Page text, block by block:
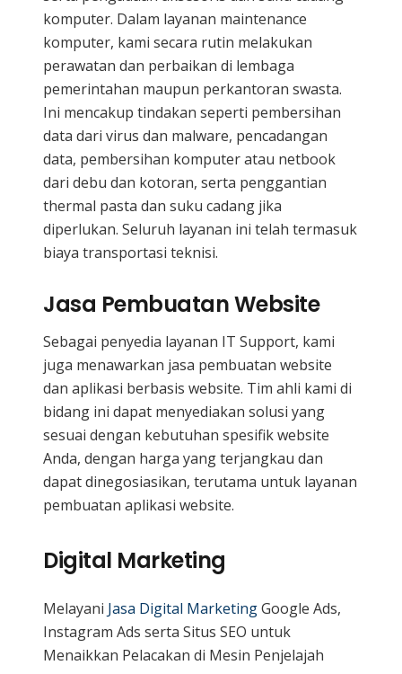
komputer. Dalam layanan maintenance
komputer, kami secara rutin melakukan
perawatan dan perbaikan di lembaga
pemerintahan maupun perkantoran swasta.
Ini mencakup tindakan seperti pembersihan
data dari virus dan malware, pencadangan
data, pembersihan komputer atau netbook
dari debu dan kotoran, serta penggantian
thermal pasta dan suku cadang jika
diperlukan. Seluruh layanan ini telah termasuk
biaya transportasi teknisi.
Jasa Pembuatan Website
Sebagai penyedia layanan IT Support, kami
juga menawarkan jasa pembuatan website
dan aplikasi berbasis website. Tim ahli kami di
bidang ini dapat menyediakan solusi yang
sesuai dengan kebutuhan spesifik website
Anda, dengan harga yang terjangkau dan
dapat dinegosiasikan, terutama untuk layanan
pembuatan aplikasi website.
Digital Marketing
Melayani Jasa Digital MarketingGoogle Ads,
Instagram Ads serta Situs SEO untuk
Menaikkan Pelacakan di Mesin Penjelajah